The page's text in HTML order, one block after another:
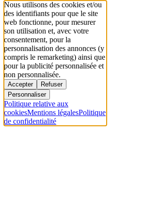
Nous utilisons des cookies et/ou
des identifiants pour que le site
web fonctionne, pour mesurer
son utilisation et, avec votre
consentement, pour la
personnalisation des annonces (y
compris le remarketing) ainsi que
pour la publicité personnalisée et
non personnalisée.
Accepter
Refuser
Personnaliser
Politique relative aux
cookiesMentions légalesPolitique
de confidentialité